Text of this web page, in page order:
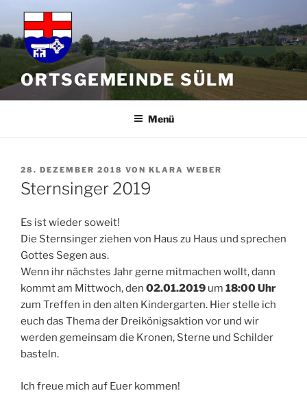
Inhalt
springen
ORTSGEMEINDE SÜLM
Menü
VERÖFFENTLICHT
AM
28. DEZEMBER 2018 VON KLARA WEBER
Sternsinger 2019
Es ist wieder soweit!
Die Sternsinger ziehen von Haus zu Haus und sprechen
Gottes Segen aus.
Wenn ihr nächstes Jahr gerne mitmachen wollt, dann
kommt am Mittwoch, den 02.01.2019 um 18:00 Uhr
zum Treffen in den alten Kindergarten. Hier stelle ich
euch das Thema der Dreikönigsaktion vor und wir
werden gemeinsam die Kronen, Sterne und Schilder
basteln.
Ich freue mich auf Euer kommen!